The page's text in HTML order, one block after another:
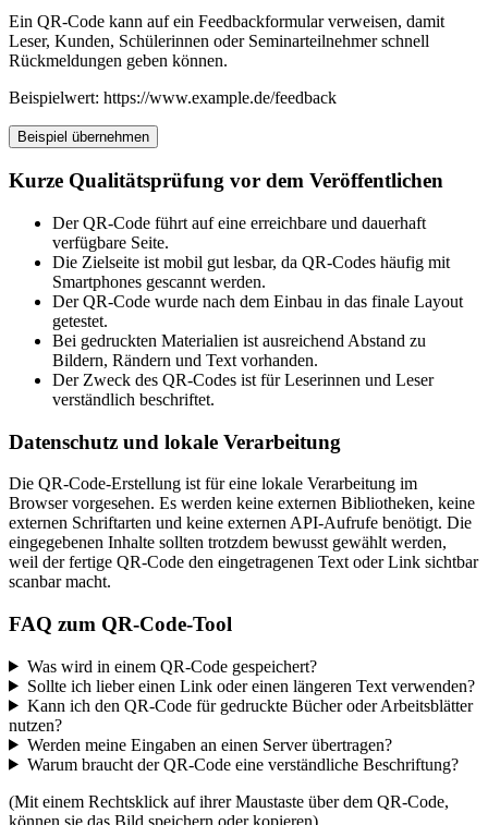
Ein QR-Code kann auf ein Feedbackformular verweisen, damit
Leser, Kunden, Schülerinnen oder Seminarteilnehmer schnell
Rückmeldungen geben können.
Beispielwert: https://www.example.de/feedback
Beispiel übernehmen
Kurze Qualitätsprüfung vor dem Veröffentlichen
Der QR-Code führt auf eine erreichbare und dauerhaft
verfügbare Seite.
Die Zielseite ist mobil gut lesbar, da QR-Codes häufig mit
Smartphones gescannt werden.
Der QR-Code wurde nach dem Einbau in das finale Layout
getestet.
Bei gedruckten Materialien ist ausreichend Abstand zu
Bildern, Rändern und Text vorhanden.
Der Zweck des QR-Codes ist für Leserinnen und Leser
verständlich beschriftet.
Datenschutz und lokale Verarbeitung
Die QR-Code-Erstellung ist für eine lokale Verarbeitung im
Browser vorgesehen. Es werden keine externen Bibliotheken, keine
externen Schriftarten und keine externen API-Aufrufe benötigt. Die
eingegebenen Inhalte sollten trotzdem bewusst gewählt werden,
weil der fertige QR-Code den eingetragenen Text oder Link sichtbar
scanbar macht.
FAQ zum QR-Code-Tool
Was wird in einem QR-Code gespeichert?
Sollte ich lieber einen Link oder einen längeren Text verwenden?
Kann ich den QR-Code für gedruckte Bücher oder Arbeitsblätter
nutzen?
Werden meine Eingaben an einen Server übertragen?
Warum braucht der QR-Code eine verständliche Beschriftung?
(Mit einem Rechtsklick auf ihrer Maustaste über dem QR-Code,
können sie das Bild speichern oder kopieren)